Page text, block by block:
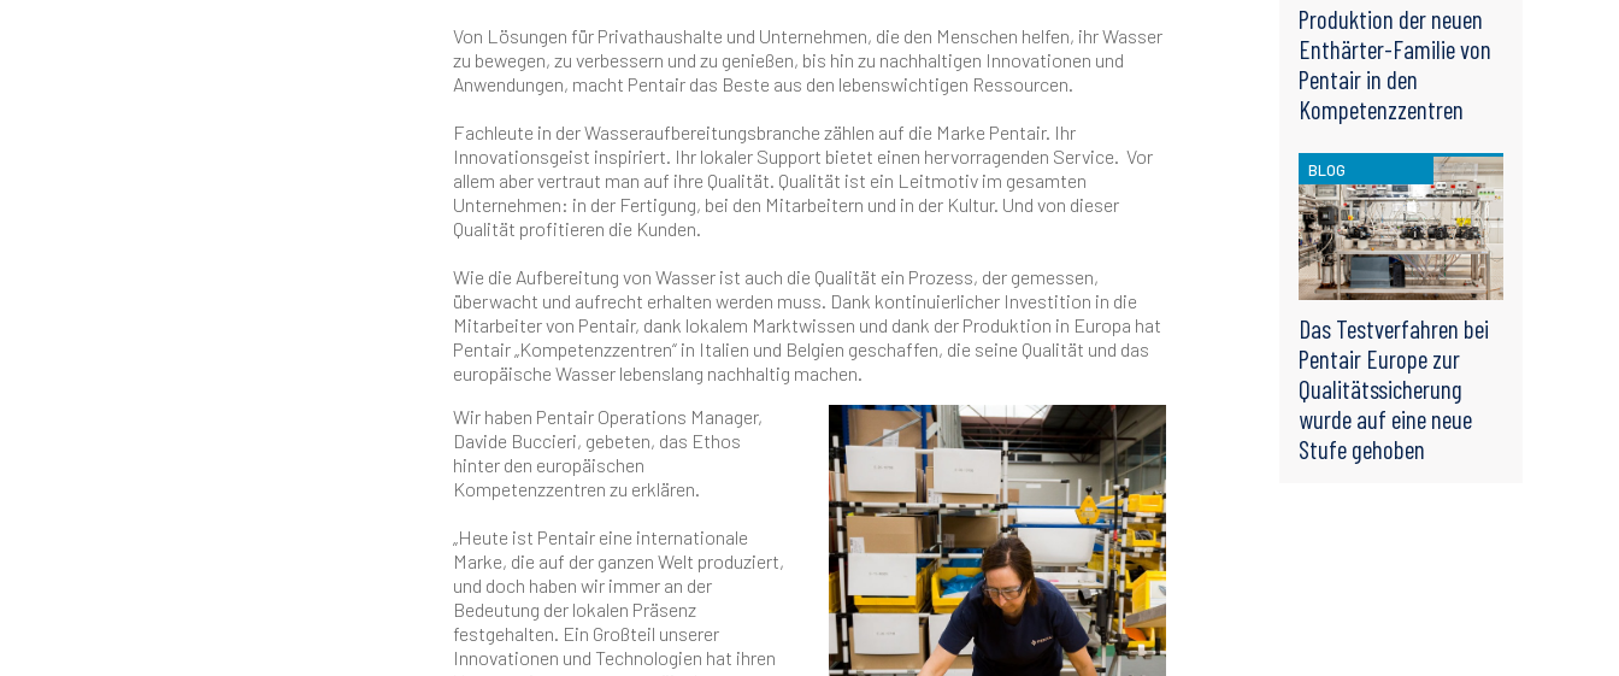
Von Lösungen für Privathaushalte und Unternehmen, die den Menschen helfen, ihr Wasser
zu bewegen, zu verbessern und zu genießen, bis hin zu nachhaltigen Innovationen und
Anwendungen, macht Pentair das Beste aus den lebenswichtigen Ressourcen.
Fachleute in der Wasseraufbereitungsbranche zählen auf die Marke Pentair. Ihr
Innovationsgeist inspiriert. Ihr lokaler Support bietet einen hervorragenden Service. Vor
allem aber vertraut man auf ihre Qualität. Qualität ist ein Leitmotiv im gesamten
Unternehmen: in der Fertigung, bei den Mitarbeitern und in der Kultur. Und von dieser
Qualität profitieren die Kunden.
Wie die Aufbereitung von Wasser ist auch die Qualität ein Prozess, der gemessen,
überwacht und aufrecht erhalten werden muss. Dank kontinuierlicher Investition in die
Mitarbeiter von Pentair, dank lokalem Marktwissen und dank der Produktion in Europa hat
Pentair „Kompetenzzentren“ in Italien und Belgien geschaffen, die seine Qualität und das
europäische Wasser lebenslang nachhaltig machen.
Produktion der neuen
Enthärter-Familie von
Pentair in den
Kompetenzzentren
BLOG
Das Testverfahren bei
Pentair Europe zur
Qualitätssicherung
wurde auf eine neue
Stufe gehoben
Wir haben Pentair Operations Manager,
Davide Buccieri, gebeten, das Ethos
hinter den europäischen
Kompetenzzentren zu erklären.
„Heute ist Pentair eine internationale
Marke, die auf der ganzen Welt produziert,
und doch haben wir immer an der
Bedeutung der lokalen Präsenz
festgehalten. Ein Großteil unserer
Innovationen und Technologien hat ihren